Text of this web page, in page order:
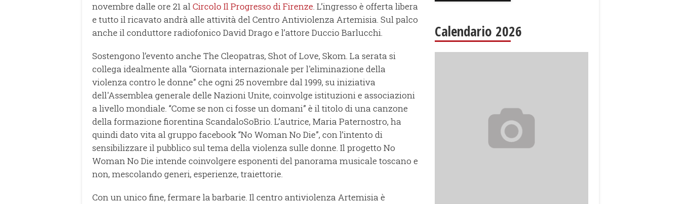
novembre dalle ore 21 alCircolo Il Progresso di Firenze. L’ingresso è offerta libera
e tutto il ricavato andrà alle attività del Centro Antiviolenza Artemisia. Sul palco
anche il conduttore radiofonico David Drago e l’attore Duccio Barlucchi.
Sostengono l’evento anche The Cleopatras, Shot of Love, Skom. La serata si
collega idealmente alla “Giornata internazionale per l'eliminazione della
violenza contro le donne” che ogni 25 novembre dal 1999, su iniziativa
dell'Assemblea generale delle Nazioni Unite, coinvolge istituzioni e associazioni
a livello mondiale. “Come se non ci fosse un domani” è il titolo di una canzone
della formazione fiorentina ScandaloSoBrio. L’autrice, Maria Paternostro, ha
quindi dato vita al gruppo facebook “No Woman No Die”, con l’intento di
sensibilizzare il pubblico sul tema della violenza sulle donne. Il progetto No
Woman No Die intende coinvolgere esponenti del panorama musicale toscano e
non, mescolando generi, esperienze, traiettorie.
Con un unico fine, fermare la barbarie. Il centro antiviolenza Artemisia è
Calendario 2026